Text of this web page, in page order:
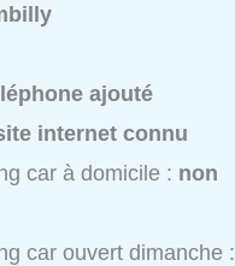
ajouté
internet connu
car à domicile : non
car ouvert dimanche :